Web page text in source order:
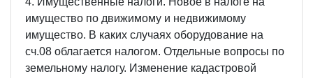
имущество по движимому и недвижимому
имущество. В каких случаях оборудование на
сч.08 облагается налогом. Отдельные вопросы по
земельному налогу. Изменение кадастровой